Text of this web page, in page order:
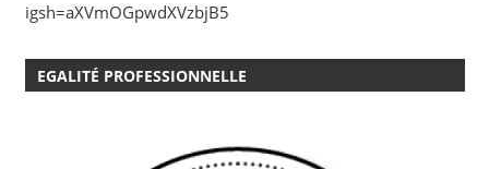
igsh=aXVmOGpwdXVzbjB5
EGALITÉ PROFESSIONNELLE